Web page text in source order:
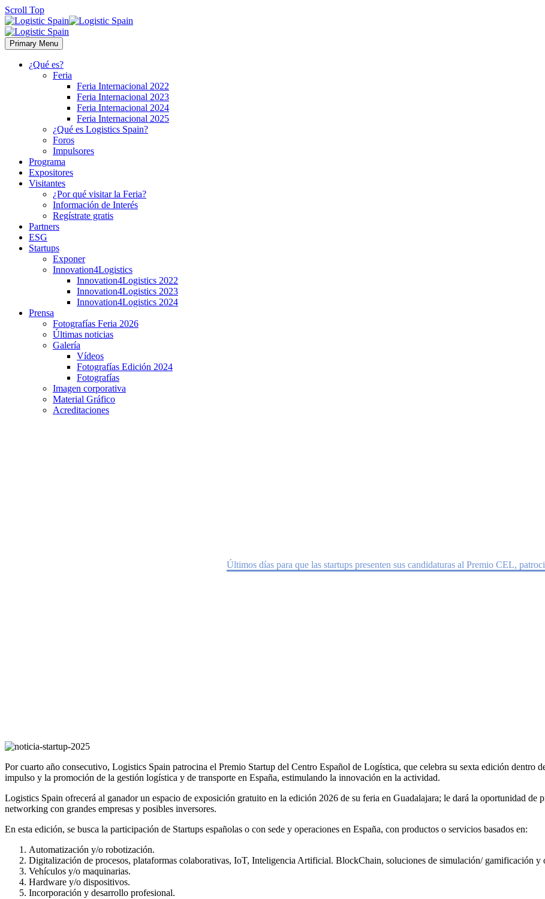
Scroll Top
Primary Menu
¿Qué es?
Feria
Feria Internacional 2022
Feria Internacional 2023
Feria Internacional 2024
Feria Internacional 2025
¿Qué es Logistics Spain?
Foros
Impulsores
Programa
Expositores
Visitantes
¿Por qué visitar la Feria?
Información de Interés
Regístrate gratis
Partners
ESG
Startups
Exponer
Innovation4Logistics
Innovation4Logistics 2022
Innovation4Logistics 2023
Innovation4Logistics 2024
Prensa
Fotografías Feria 2026
Últimas noticias
Galería
Vídeos
Fotografías Edición 2024
Fotografías
Imagen corporativa
Material Gráfico
Acreditaciones
Últimos días para que las startups presenten sus candidaturas al Premio CEL,
Por cuarto año consecutivo, Logistics Spain patrocina el Premio Startup del Centro Español de Logística, que celebra su sexta edición dentro
impulso y la promoción de la gestión logística y de transporte en España, estimulando la innovación en la actividad.
Logistics Spain ofrecerá al ganador un espacio de exposición gratuito en la edición 2026 de su feria en Guadalajara; le dará la oportunidad de
networking con grandes empresas y posibles inversores.
En esta edición, se busca la participación de Startups españolas o con sede y operaciones en España, con productos o servicios basados en:
Automatización y/o robotización.
Digitalización de procesos, plataformas colaborativas, IoT, Inteligencia Artificial. BlockChain, soluciones de simulación/ gamificación y
Vehículos y/o maquinarias.
Hardware y/o dispositivos.
Incorporación y desarrollo profesional.